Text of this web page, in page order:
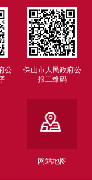
公
保山市人民政府公
报二维码
网站地图